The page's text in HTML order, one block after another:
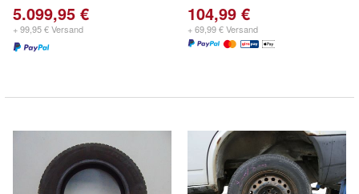
5.099,95 €
+ 99,95 € Versand
104,99 €
+ 69,99 € Versand